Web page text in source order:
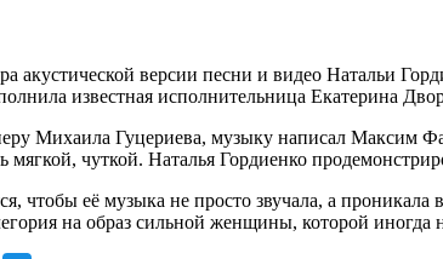
акустической версии песни и видео Натальи
известная исполнительница Екатерина
Михаила Гуцериева, музыку написал Максим
чуткой. Наталья Гордиенко
чтобы её музыка не просто звучала, а
на образ сильной женщины, которой иногда